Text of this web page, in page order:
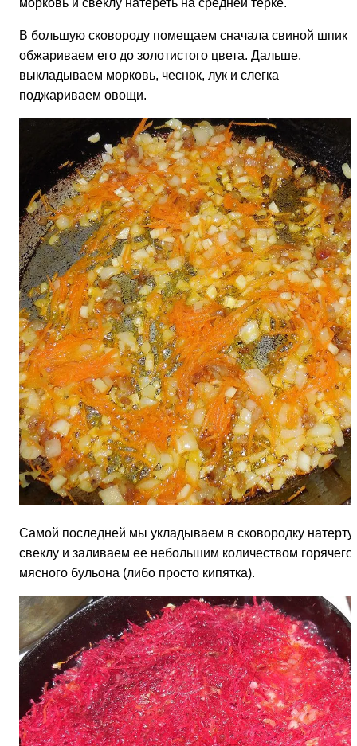
В большую сковороду помещаем сначала свиной шпик и
обжариваем его до золотистого цвета. Дальше,
выкладываем морковь, чеснок, лук и слегка
поджариваем овощи.
Самой последней мы укладываем в сковородку
свеклу и заливаем ее небольшим количеством горячего
мясного бульона (либо просто кипятка).